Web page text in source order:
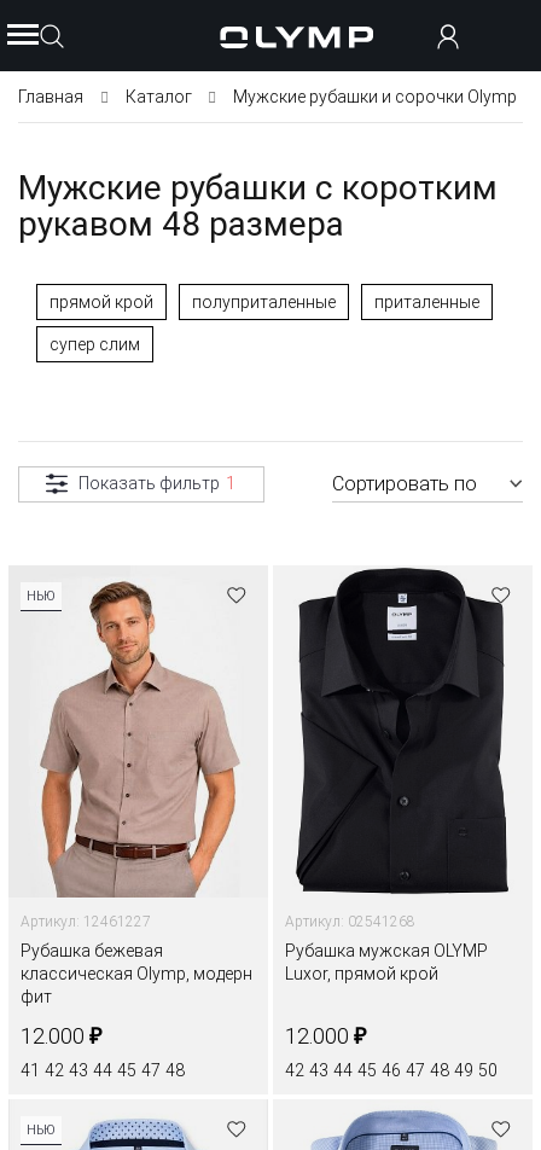
Главная Каталог Мужские рубашки и сорочки Olymp
Мужские рубашки с коротким
рукавом 48 размера
прямой крой полуприталенные приталенные
супер слим
Показать фильтр 1 Сортировать по
НЬЮ
Артикул: 12461227
Рубашка бежевая
классическая Olymp, модерн
фит
12.000 ₽
41 42 43 44 45 47 48
Артикул: 02541268
Рубашка мужская OLYMP
Luxor, прямой крой
12.000 ₽
42 43 44 45 46 47 48 49 50
НЬЮ